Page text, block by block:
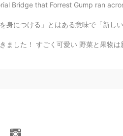
Bridge that Forrest Gump ran
で「新しい自分を創り上げる」ことではないでしょうか。新しい言語を
野菜と果物は新鮮でカラフルです。 秋が来たので秋の装飾で飾ら